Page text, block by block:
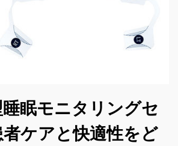
眠モニタリングセ
ケアと快適性をど